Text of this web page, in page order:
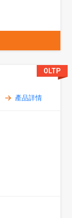
OLTP
產品詳情